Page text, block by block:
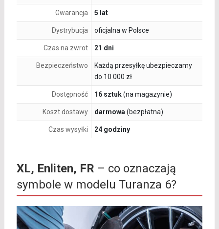
Gwarancja 5 lat
Dystrybucja oficjalna w Polsce
Czas na zwrot 21 dni
Bezpieczeństwo
Każdą przesyłkę ubezpieczamy
do 10 000 zł
Dostępność 16 sztuk(na magazynie)
Koszt dostawy darmowa (bezpłatna)
Czas wysyłki 24 godziny
XL, Enliten, FR – co oznaczają
symbole w modelu Turanza 6?